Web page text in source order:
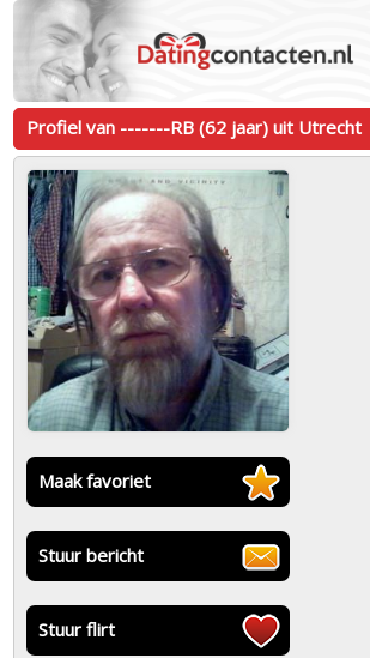
Profiel van -------RB (62 jaar) uit Utrecht
Maak favoriet
Stuur bericht
Stuur flirt